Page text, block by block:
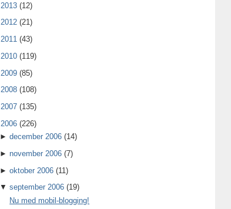
2013 (12)
2012 (21)
2011 (43)
2010 (119)
2009 (85)
2008 (108)
2007 (135)
2006 (226)
►december 2006 (14)
►november 2006 (7)
►oktober 2006 (11)
▼september 2006 (19)
Nu med mobil-blogging!